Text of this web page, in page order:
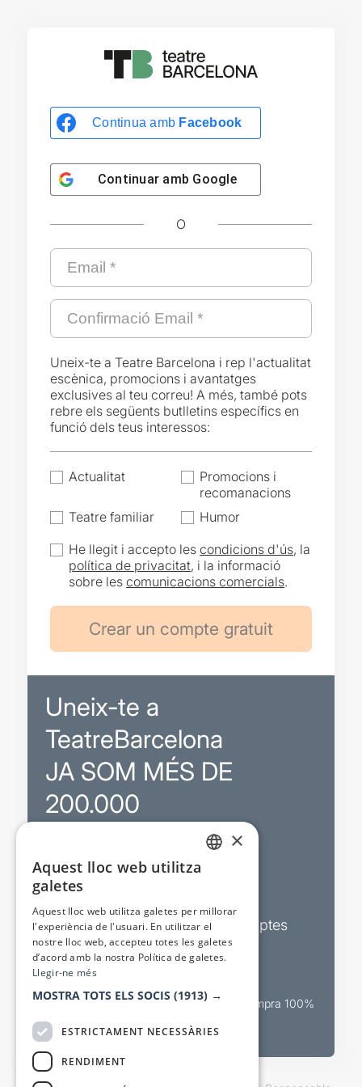
Continua amb Facebook
Continuar amb Google
O
Uneix-te a Teatre Barcelona i rep l'actualitat
escènica, promocions i avantatges
exclusives al teu correu! A més, també pots
rebre els següents butlletins específics en
funció dels teus interessos:
Actualitat
Promocions i
recomanacions
Teatre familiar
Humor
He llegit i accepto lescondicions d'ús, la
política de privacitat, i la informació
sobre lescomunicacions comercials.
Uneix-te a
TeatreBarcelona
JA SOM MÉS DE
200.000
Sortejos exclusius
Butlletins d’actualitat i descomptes
Valora espectacles
Canal oficial de venda teatral Compra 100%
×
Aquest lloc web utilitza
galetes
Aquest lloc web utilitza galetes per millorar
l'experiència de l'usuari. En utilitzar el
nostre lloc web, accepteu totes les galetes
d’acord amb la nostra Política de galetes.
Llegir-ne més
MOSTRA TOTS ELS SOCIS (1913) →
ESTRICTAMENT NECESSÀRIES
RENDIMENT